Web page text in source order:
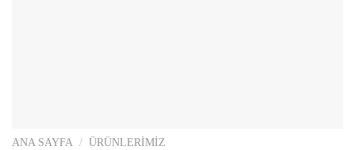
ANA SAYFA / ÜRÜNLERİMİZ